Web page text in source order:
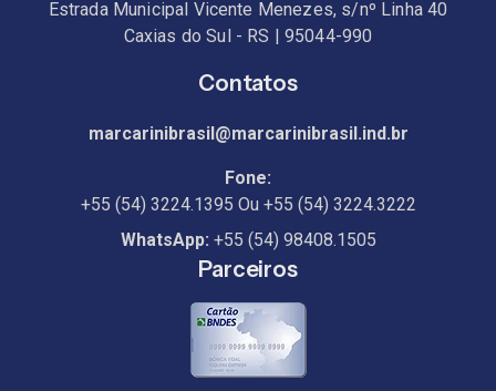
Estrada Municipal Vicente Menezes, s/nº Linha 40
Caxias do Sul - RS | 95044-990
Contatos
marcarinibrasil@marcarinibrasil.ind.br
Fone:
+55 (54) 3224.1395 Ou +55 (54) 3224.3222
WhatsApp: +55 (54) 98408.1505
Parceiros